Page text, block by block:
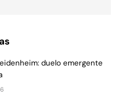
duelo emergente